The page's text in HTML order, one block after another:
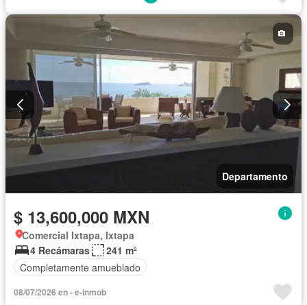
Departamento
$ 13,600,000 MXN
Comercial Ixtapa, Ixtapa
4 Recámaras
241 m²
Completamente amueblado
08/07/2026 en - e-inmob